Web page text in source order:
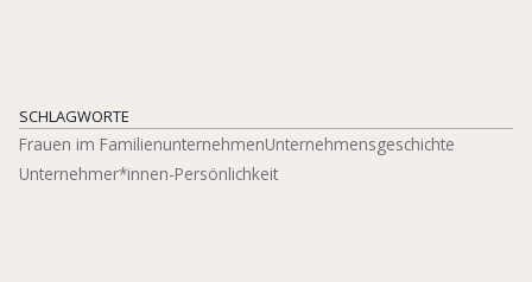
SCHLAGWORTE
Frauen im FamilienunternehmenUnternehmensgeschichte
Unternehmer*innen-Persönlichkeit